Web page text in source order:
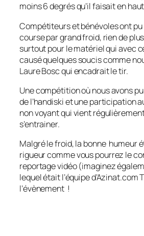
moins 6 degrés qu’il faisait en
Compétiteurs et bénévoles ont
course par grand froid, rien de
surtout pour le matériel qui avec
causé quelques soucis comme
Laure Bosc qui encadrait le tir.
Une compétition où nous avons
de l’handiski et une participation
non voyant qui vient
s’entrainer.
Malgré le froid, la bonne humeur
rigueur comme vous pourrez le
reportage vidéo (imaginez
lequel était l’équipe d’Azinat.com
l’évènement !